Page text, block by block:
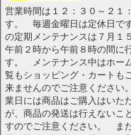
営業時間は１２：３０～２１
す。 毎週金曜日は定休日で
の定期メンテナンスは７月１
午前２時から午前８時の間に
す。 メンテナンス中はホー
覧もショッピング・カートも
来ませんのでご注意くださ
業日には商品はご購入はいた
が、商品の発送は行えないこ
すのでご注意ください。 ま